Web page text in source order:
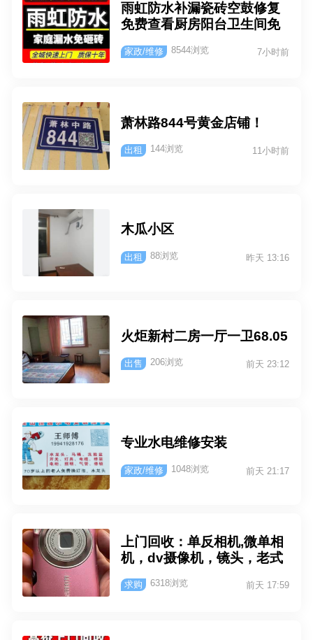
六：清洗、消毒、杀菌、清
洁 七：慧修电话：1888814
4476邵工 15962633303周
工
雨虹防水补漏瓷砖空鼓修复
免费查看厨房阳台卫生间免
做随用管道检测精准定位
家政/维修 8544浏览 7小时前
萧林路844号黄金店铺！
出租 144浏览 11小时前
木瓜小区
出租 88浏览 昨天 13:16
火炬新村二房一厅一卫68.05
出售 206浏览 前天 23:12
专业水电维修安装
家政/维修 1048浏览 前天 21:17
上门回收：单反相机,微单相
机，dv摄像机，镜头，老式
康，富士，松下，徕卡，三
求购 6318浏览 前天 17:59